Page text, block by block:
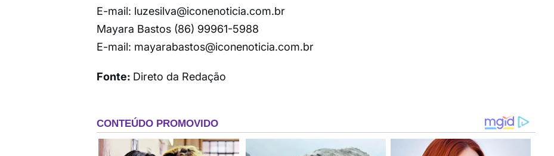
E-mail: luzesilva@iconenoticia.com.br
Mayara Bastos (86) 99961-5988
E-mail: mayarabastos@iconenoticia.com.br
Fonte: Direto da Redação